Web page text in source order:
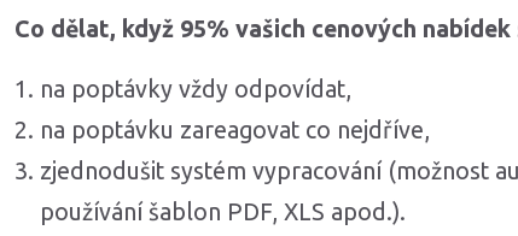
Co dělat, když 95% vašich cenových
na poptávky vždy odpovídat,
na poptávku zareagovat co nejdříve,
zjednodušit systém vypracování (možnost
používání šablon PDF, XLS apod.).